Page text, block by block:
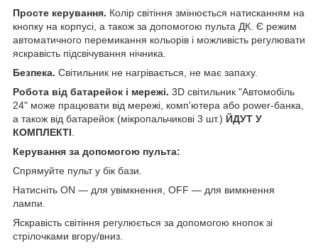
Просте керування. Колір світіння змінюється натисканням на
кнопку на корпусі, а також за допомогою пульта ДК. Є режим
автоматичного перемикання кольорів і можливість регулювати
яскравість підсвічування нічника.
Безпека. Світильник не нагрівається, не має запаху.
Робота від батарейок і мережі. 3D світильник "Автомобіль
24" може працювати від мережі, комп'ютера або power-банка,
а також від батарейок (мікропальчикові 3 шт.) ЙДУТ У
КОМПЛЕКТІ
Керування за допомогою пульта:
Спрямуйте пульт у бік бази.
Натисніть ON — для увімкнення, OFF — для вимкнення
лампи.
Яскравість світіння регулюється за допомогою кнопок зі
стрілочками вгору/вниз.